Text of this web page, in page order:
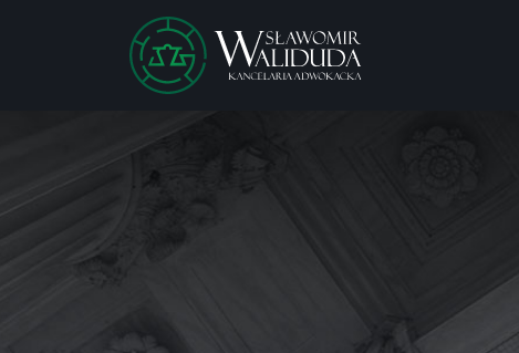
window.dataLayer = window.dataLayer || []; function